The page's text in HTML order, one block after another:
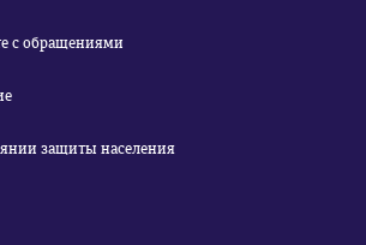
с обращениями
защиты населения